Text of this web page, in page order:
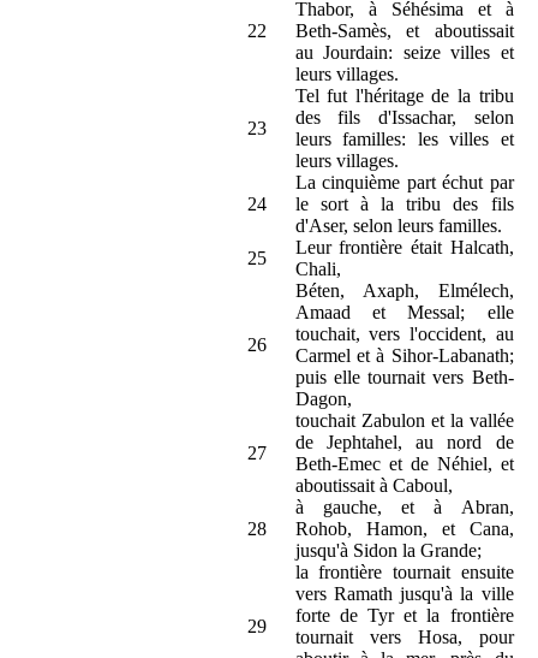
22
Thabor, à Séhésima et à
Beth-Samès, et aboutissait
au Jourdain: seize villes et
leurs villages.
23
Tel fut l'héritage de la tribu
des fils d'Issachar, selon
leurs familles: les villes et
leurs villages.
24
La cinquième part échut par
le sort à la tribu des fils
d'Aser, selon leurs familles.
25
Leur frontière était Halcath,
Chali,
26
Béten, Axaph, Elmélech,
Amaad et Messal; elle
touchait, vers l'occident, au
Carmel et à Sihor-Labanath;
puis elle tournait vers Beth-
Dagon,
27
touchait Zabulon et la vallée
de Jephtahel, au nord de
Beth-Emec et de Néhiel, et
aboutissait à Caboul,
28
à gauche, et à Abran,
Rohob, Hamon, et Cana,
jusqu'à Sidon la Grande;
29
la frontière tournait ensuite
vers Ramath jusqu'à la ville
forte de Tyr et la frontière
tournait vers Hosa, pour